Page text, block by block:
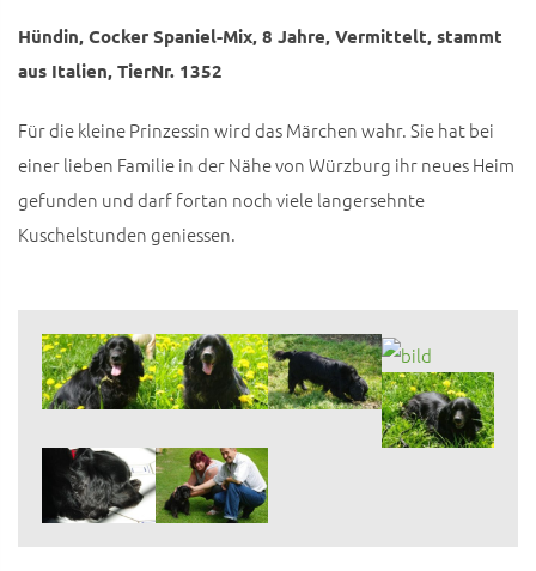
Hündin, Cocker Spaniel-Mix, 8 Jahre, Vermittelt, stammt
aus Italien, TierNr. 1352
Für die kleine Prinzessin wird das Märchen wahr. Sie hat bei
einer lieben Familie in der Nähe von Würzburg ihr neues Heim
gefunden und darf fortan noch viele langersehnte
Kuschelstunden geniessen.